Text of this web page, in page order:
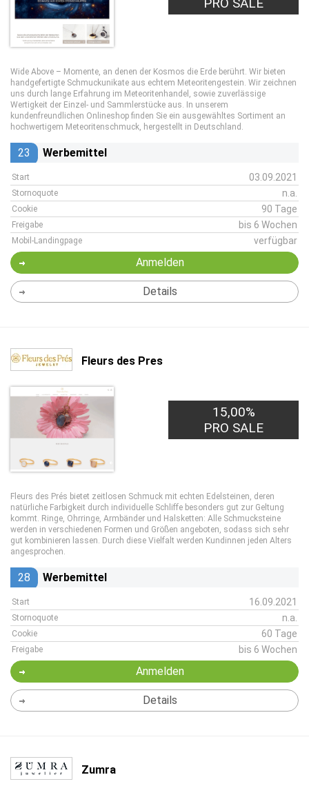
Wide Above – Momente, an denen der Kosmos die Erde berührt. Wir bieten
handgefertigte Schmuckunikate aus echtem Meteoritengestein. Wir zeichnen
uns durch lange Erfahrung im Meteoritenhandel, sowie zuverlässige
Wertigkeit der Einzel- und Sammlerstücke aus. In unserem
kundenfreundlichen Onlineshop finden Sie ein ausgewähltes Sortiment an
hochwertigem Meteoritenschmuck, hergestellt in Deutschland.
23 Werbemittel
Start 03.09.2021
Stornoquote n.a.
Cookie 90 Tage
Freigabe bis 6 Wochen
Mobil-Landingpage verfügbar
Anmelden
Details
Fleurs des Pres
15,00%
PRO SALE
Fleurs des Prés bietet zeitlosen Schmuck mit echten Edelsteinen, deren
natürliche Farbigkeit durch individuelle Schliffe besonders gut zur Geltung
kommt. Ringe, Ohrringe, Armbänder und Halsketten: Alle Schmucksteine
werden in verschiedenen Formen und Größen angeboten, sodass sich sehr
gut kombinieren lassen. Durch diese Vielfalt werden Kundinnen jeden Alters
angesprochen.
28 Werbemittel
Start 16.09.2021
Stornoquote n.a.
Cookie 60 Tage
Freigabe bis 6 Wochen
Anmelden
Details
Zumra